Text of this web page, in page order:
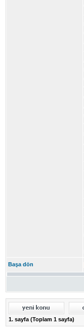
Başa dön
1. sayfa (Toplam 1 sayfa)